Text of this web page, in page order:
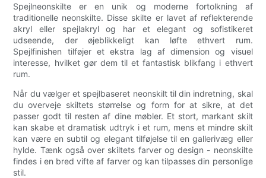
Spejlneonskilte er en unik og moderne fortolkning af
traditionelle neonskilte. Disse skilte er lavet af reflekterende
akryl eller spejlakryl og har et elegant og sofistikeret
udseende, der øjeblikkeligt kan løfte ethvert rum.
Spejlfinishen tilføjer et ekstra lag af dimension og visuel
interesse, hvilket gør dem til et fantastisk blikfang i ethvert
rum.
Når du vælger et spejlbaseret neonskilt til din indretning, skal
du overveje skiltets størrelse og form for at sikre, at det
passer godt til resten af ​​dine møbler. Et stort, markant skilt
kan skabe et dramatisk udtryk i et rum, mens et mindre skilt
kan være en subtil og elegant tilføjelse til en gallerivæg eller
hylde. Tænk også over skiltets farver og design - neonskilte
findes i en bred vifte af farver og kan tilpasses din personlige
stil.